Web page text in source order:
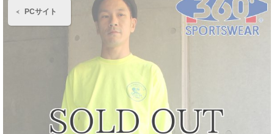
PCサイト